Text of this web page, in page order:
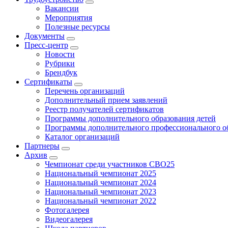
Вакансии
Мероприятия
Полезные ресурсы
Документы
Пресс-центр
Новости
Рубрики
Брендбук
Сертификаты
Перечень организаций
Дополнительный прием заявлений
Реестр получателей сертификатов
Программы дополнительного образования детей
Программы дополнительного профессионального
Каталог организаций
Партнеры
Архив
Чемпионат среди участников СВО25
Национальный чемпионат 2025
Национальный чемпионат 2024
Национальный чемпионат 2023
Национальный чемпионат 2022
Фотогалерея
Видеогалерея